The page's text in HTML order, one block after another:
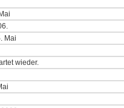
Mai
wieder.